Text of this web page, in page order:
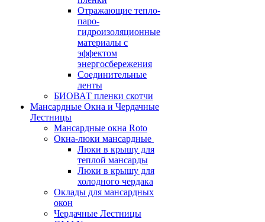
Отражающие тепло-
паро-
гидроизоляционные
материалы с
эффектом
энергосбережения
Соединительные
ленты
БИОВАТ пленки скотчи
Мансардные Окна и Чердачные
Лестницы
Мансардные окна Roto
Окна-люки мансардные
Люки в крышу для
теплой мансарды
Люки в крышу для
холодного чердака
Оклады для мансардных
окон
Чердачные Лестницы